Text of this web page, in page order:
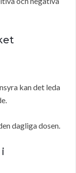
kan det leda
dagliga dosen.